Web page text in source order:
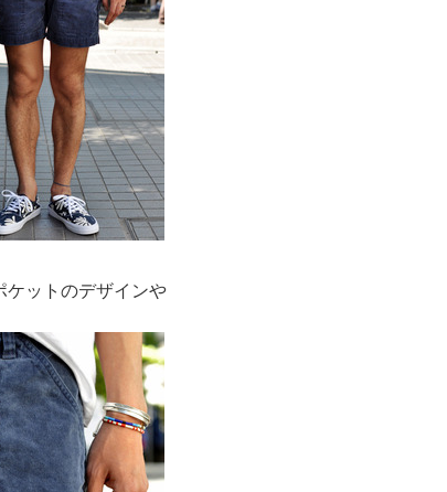
ケットのデザインや